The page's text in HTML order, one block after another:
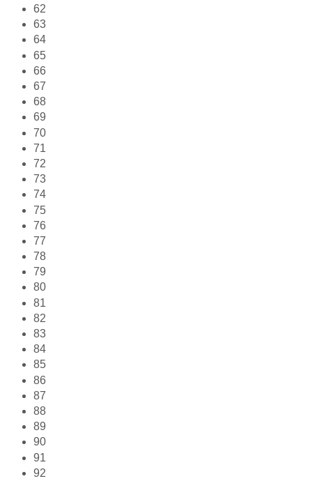
62
63
64
65
66
67
68
69
70
71
72
73
74
75
76
77
78
79
80
81
82
83
84
85
86
87
88
89
90
91
92